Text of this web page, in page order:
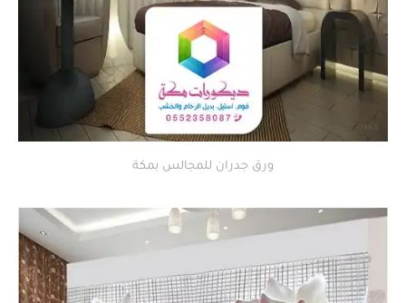
ورق جدران للمجالس بمكة